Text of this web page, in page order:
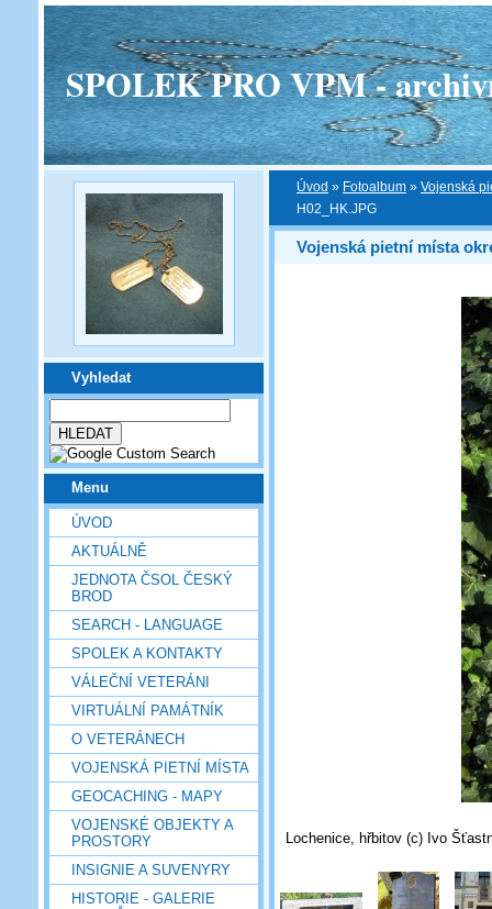
SPOLEK PRO VPM -
Vyhledat
Menu
ÚVOD
AKTUÁLNĚ
JEDNOTA ČSOL ČESKÝ
BROD
SEARCH - LANGUAGE
SPOLEK A KONTAKTY
VÁLEČNÍ VETERÁNI
VIRTUÁLNÍ PAMÁTNÍK
O VETERÁNECH
VOJENSKÁ PIETNÍ MÍSTA
GEOCACHING - MAPY
VOJENSKÉ OBJEKTY A
PROSTORY
INSIGNIE A SUVENYRY
HISTORIE - GALERIE
Úvod » Fotoalbum » Vojenská
H02_HK.JPG
Vojenská pietní místa
Lochenice, hřbitov (c) Ivo